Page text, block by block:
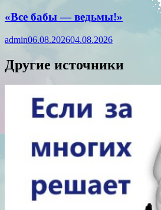
«Все бабы — ведьмы!»
admin06.08.202604.08.2026
Другие источники